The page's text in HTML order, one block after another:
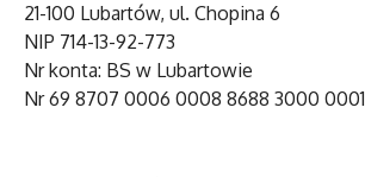
21-100 Lubartów, ul. Chopina 6
NIP 714-13-92-773
Nr konta: BS w Lubartowie
Nr 69 8707 0006 0008 8688 3000 0001